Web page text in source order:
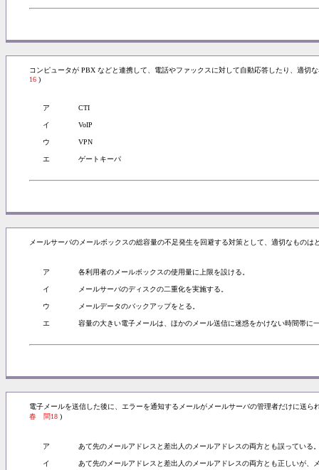
コンピュータが PBX などと連携して、電話やファックスに対して自動応答したり、適
16 )
ア CTI
イ VoIP
ウ VPN
エ ゲートキーパ
メールサーバのメールボックスの総容量の不足発生を回避する対策として、適切なもの
ア 各利用者のメールボックスの使用量に上限を設ける。
イ メールサーバのディスクの二重化を実施する。
ウ メールデータのバックアップをとる。
エ 容量の大きい電子メールは、ほかのメール送信に迷惑をかけない時間帯に
電子メールを送信した後に、エラーを通知するメールがメールサーバの管理者だけに送
春 問18 )
ア あて先のメールアドレスと差出人のメールアドレスの両方とも誤っている
イ あて先のメールアドレスと差出人のメールアドレスの両方とも正しいが、